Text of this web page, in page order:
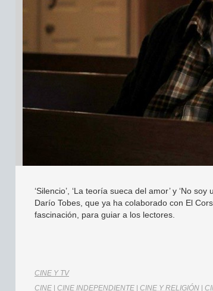
‘Silencio’, ‘La teoría sueca del amor’ y ‘No
Darío Tobes, que ya ha colaborado con El
fascinación, para guiar a los lectores.
CINE Y TV
CINE
CINE INDEPENDIENTE CINE Y RELIGIÓN